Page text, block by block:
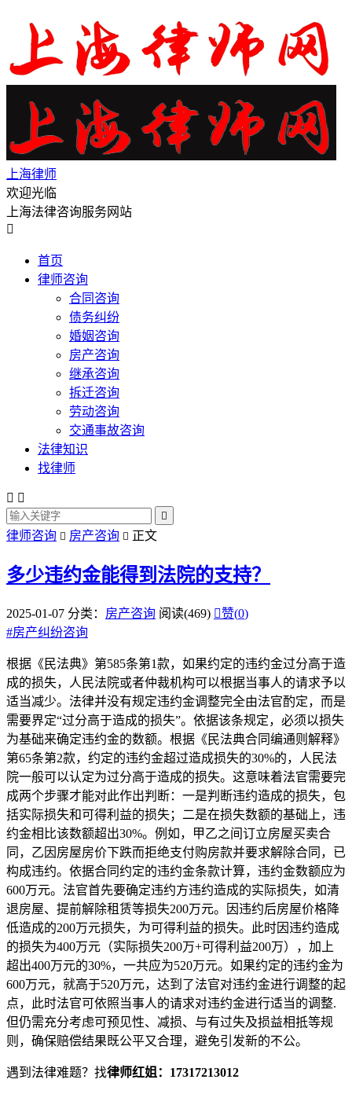
上海律师
欢迎光临
上海法律咨询服务网站

首页
律师咨询
合同咨询
债务纠纷
婚姻咨询
房产咨询
继承咨询
拆迁咨询
劳动咨询
交通事故咨询
法律知识
找律师
 

律师咨询  房产咨询  正文
多少违约金能得到法院的支持？
2025-01-07 分类： 房产咨询 阅读(469) 赞(0)
#房产纠纷咨询
根据《民法典》第585条第1款，如果约定的违约金过分高于造
成的损失，人民法院或者仲裁机构可以根据当事人的请求予以
适当减少。法律并没有规定违约金调整完全由法官酌定，而是
需要界定“过分高于造成的损失”。依据该条规定，必须以损失
为基础来确定违约金的数额。根据《民法典合同编通则解释》
第65条第2款，约定的违约金超过造成损失的30%的，人民法
院一般可以认定为过分高于造成的损失。这意味着法官需要完
成两个步骤才能对此作出判断：一是判断违约造成的损失，包
括实际损失和可得利益的损失；二是在损失数额的基础上，违
约金相比该数额超出30%。例如，甲乙之间订立房屋买卖合
同，乙因房屋房价下跌而拒绝支付购房款并要求解除合同，已
构成违约。依据合同约定的违约金条款计算，违约金数额应为
600万元。法官首先要确定违约方违约造成的实际损失，如清
退房屋、提前解除租赁等损失200万元。因违约后房屋价格降
低造成的200万元损失，为可得利益的损失。此时因违约造成
的损失为400万元（实际损失200万+可得利益200万），加上
超出400万元的30%，一共应为520万元。如果约定的违约金为
600万元，就高于520万元，达到了法官对违约金进行调整的起
点，此时法官可依照当事人的请求对违约金进行适当的调整.
但仍需充分考虑可预见性、减损、与有过失及损益相抵等规
则，确保赔偿结果既公平又合理，避免引发新的不公。
遇到法律难题？找律师红姐：17317213012